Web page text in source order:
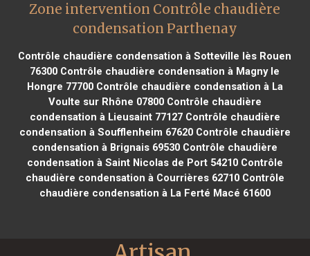
Zone intervention Contrôle chaudière
condensation Parthenay
Contrôle chaudière condensation à Sotteville lès Rouen
76300 Contrôle chaudière condensation à Magny le
Hongre 77700Contrôle chaudière condensation à La
Voulte sur Rhône 07800Contrôle chaudière
condensation à Lieusaint 77127Contrôle chaudière
condensation à Soufflenheim 67620Contrôle chaudière
condensation à Brignais 69530 Contrôle chaudière
condensation à Saint Nicolas de Port 54210Contrôle
chaudière condensation à Courrières 62710Contrôle
chaudière condensation à La Ferté Macé 61600